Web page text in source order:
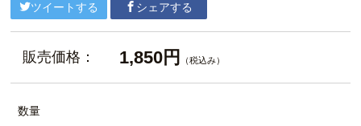
ツイートする シェアする
販売価格： 1,850円 （税込み）
数量